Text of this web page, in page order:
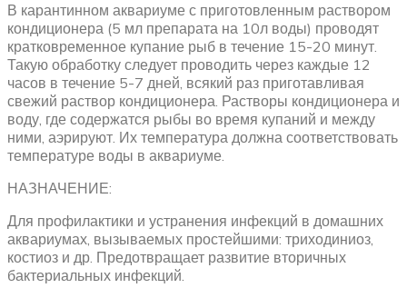
В карантинном аквариуме с приготовленным раствором
кондиционера (5 мл препарата на 10л воды) проводят
кратковременное купание рыб в течение 15-20 минут.
Такую обработку следует проводить через каждые 12
часов в течение 5-7 дней, всякий раз приготавливая
свежий раствор кондиционера. Растворы кондиционера и
воду, где содержатся рыбы во время купаний и между
ними, аэрируют. Их температура должна соответствовать
температуре воды в аквариуме.
НАЗНАЧЕНИЕ:
Для профилактики и устранения инфекций в домашних
аквариумах, вызываемых простейшими: триходиниоз,
костиоз и др. Предотвращает развитие вторичных
бактериальных инфекций.